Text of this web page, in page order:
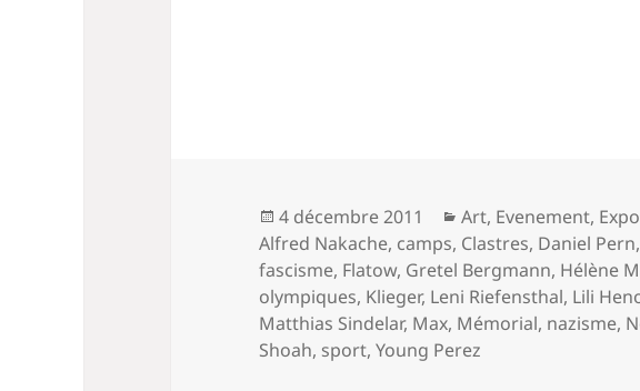
Publié
le
4 décembre 2011 Catégories
Art, Evenement,
Alfred Nakache, camps, Clastres, Daniel Pern,
fascisme, Flatow, Gretel Bergmann, Hélène
olympiques, Klieger, Leni Riefensthal, Lili
Matthias Sindelar, Max, Mémorial, nazisme,
Shoah, sport,Young Perez